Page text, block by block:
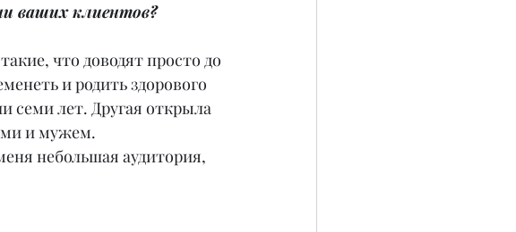
ваших клиентов?
что доводят просто до
и родить здорового
семи лет. Другая открыла
и мужем.
небольшая аудитория,